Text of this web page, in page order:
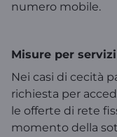
numero mobile.
Misure per
Nei casi di cecità
richiesta per
le offerte di rete
momento della